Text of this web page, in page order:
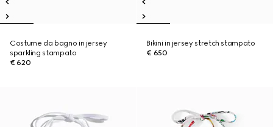
Costume da bagno in jersey
sparkling stampato
€ 620
Bikini in jersey stretch stampato
€ 650